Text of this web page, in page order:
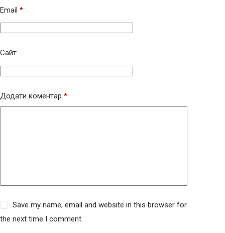
Email *
Сайт
Додати коментар *
Save my name, email and website in this browser for
the next time I comment.